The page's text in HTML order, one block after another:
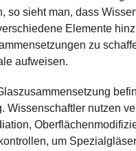
so sieht man, dass
Elemente
zu
aufweisen.
Wissenschaftler nutzen
um